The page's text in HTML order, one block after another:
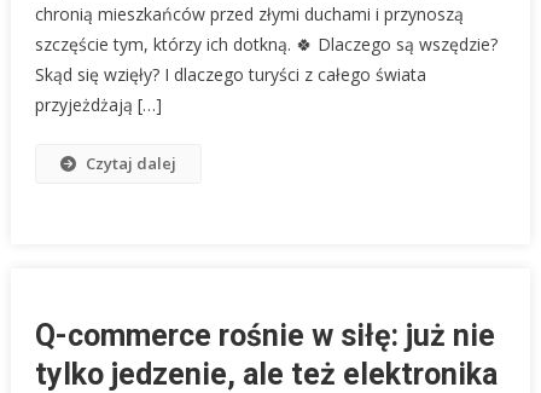
chronią mieszkańców przed złymi duchami i przynoszą
szczęście tym, którzy ich dotkną. 🍀 Dlaczego są wszędzie?
Skąd się wzięły? I dlaczego turyści z całego świata
przyjeżdżają […]
Czytaj dalej
Q-commerce rośnie w siłę: już nie
tylko jedzenie, ale też elektronika